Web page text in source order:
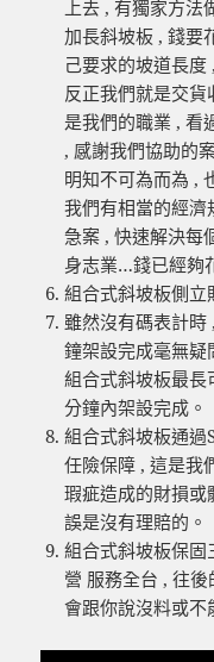
上去 , 有獨家方
加長斜坡板 , 錢要
己要求的坡道長
反正我們就是交
是我們的職業 , 看
, 感謝我們協助的
明知不可為而為 ,
我們有相當的經濟
急案 , 快速解決每
身志業…錢已經夠
組合式斜坡板側立
雖然沒有碼表計
鐘架設完成毫無疑
組合式斜坡板最長
分鐘內架設完成。
組合式斜坡板通過
任險保障 , 這是我
瑕疵造成的財損
誤是沒有理賠的。
組合式斜坡板保固
營 服務全台 , 往
會跟你說沒料或不